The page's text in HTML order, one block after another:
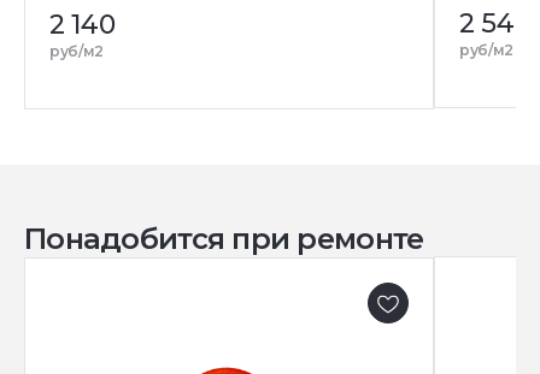
2 140
руб/м2
2 540
руб/м2
Понадобится при ремонте